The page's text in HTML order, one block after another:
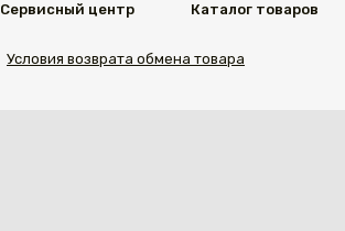
Сервисный центр Каталог товаров
Условия возврата обмена товара